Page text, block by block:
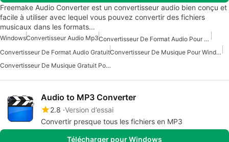
Freemake Audio Converter est un convertisseur audio bien conçu et
facile à utiliser avec lequel vous pouvez convertir des fichiers
musicaux dans les formats…
WindowsConvertisseur Audio Mp3
Convertisseur De Format Audio Pour Windows
Convertisseur De Format Audio Gratuit
Convertisseur De Musique Pour Windows
Convertisseur De Musique Gratuit Pour Windows
Audio to MP3 Converter
2.8 Version d’essai
Convertir presque tous les fichiers en MP3
Télécharger pour Windows